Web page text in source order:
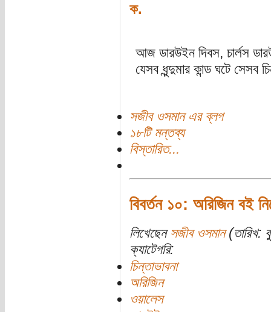
ক.
আজ ডারউইন দিবস, চার্লস
যেসব ধুন্দুমার কান্ড ঘটে সেসব
সজীব ওসমান এর ব্লগ
১৮টি মন্তব্য
বিস্তারিত...
বিবর্তন ১০: অরিজিন বই
লিখেছেন সজীব ওসমান(তারিখ:
ক্যাটেগরি:
চিন্তাভাবনা
অরিজিন
ওয়ালেস